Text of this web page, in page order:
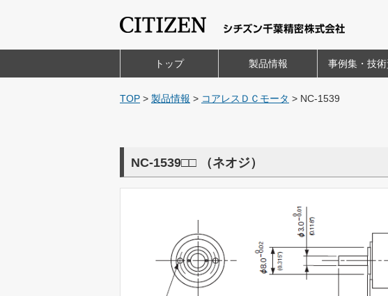
トップ 製品情報 事例集・技
TOP > 製品情報 > コアレスＤＣモータ > NC-1539
NC-1539□□ （ネオジ）